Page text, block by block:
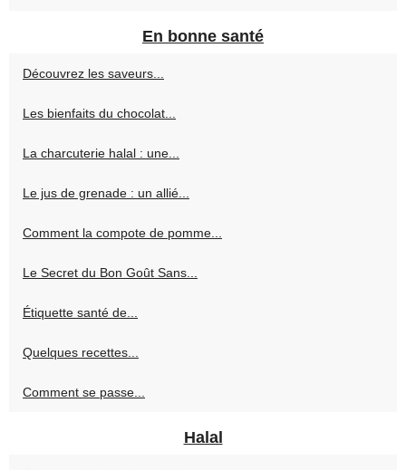
En bonne santé
Découvrez les saveurs...
Les bienfaits du chocolat...
La charcuterie halal : une...
Le jus de grenade : un allié...
Comment la compote de pomme...
Le Secret du Bon Goût Sans...
Étiquette santé de...
Quelques recettes...
Comment se passe...
Halal